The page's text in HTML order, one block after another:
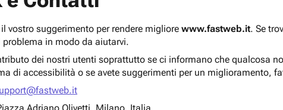
vostro suggerimento per rendere migliore www.fastweb.it. Se
in modo da aiutarvi.
dei nostri utenti soprattutto se ci informano che qualcosa
di accessibilità o se avete suggerimenti per un miglioramento,